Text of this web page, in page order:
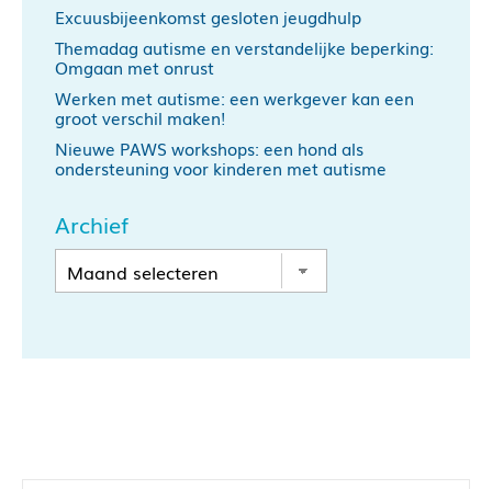
Excuusbijeenkomst gesloten jeugdhulp
Themadag autisme en verstandelijke beperking:
Omgaan met onrust
Werken met autisme: een werkgever kan een
groot verschil maken!
Nieuwe PAWS workshops: een hond als
ondersteuning voor kinderen met autisme
Archief